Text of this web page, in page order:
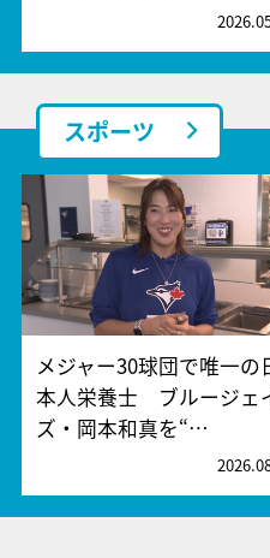
スポーツ
メジャー30球団で唯一の
本人栄養士 ブルージェ
ズ・岡本和真を“…